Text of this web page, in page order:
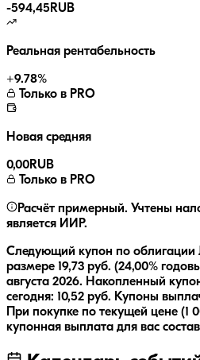
-594,45 RUB
Реальная рентабельность
+9.78%
Только в PRO
Новая средняя
0,00RUB
Только в PRO
Расчёт примерный. Учтены
является ИИР.
Следующий купон по облигации
размере 19,73 руб. (24,00%
августа 2026. Накопленный
сегодня: 10,52 руб. Купоны
При покупке по текущей цене (1
купонная выплата для вас